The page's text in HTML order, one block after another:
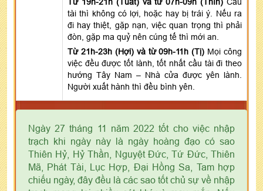
tài thì không có lợi, hoặc hay bị trái ý. Nếu ra
đi hay thiệt, gặp nạn, việc quan trọng thì phải
đòn, gặp ma quỷ nên cúng tế thì mới an.
Từ 21h-23h (Hợi) và từ 09h-11h (Tị) Mọi công
việc đều được tốt lành, tốt nhất cầu tài đi theo
hướng Tây Nam – Nhà cửa được yên lành.
Người xuất hành thì đều bình yên.
Ngày 27 tháng 11 năm 2022 tốt cho việc nhập
trạch khi ngày này là ngày hoàng đạo có sao
Thiên Hỷ, Hỷ Thần, Nguyệt Đức, Tứ Đức, Thiên
Mã, Phát Tài, Lục Hợp, Đại Hồng Sa, Tam hợp
chiếu ngày, đây đều là các sao tốt chủ sự về nhập